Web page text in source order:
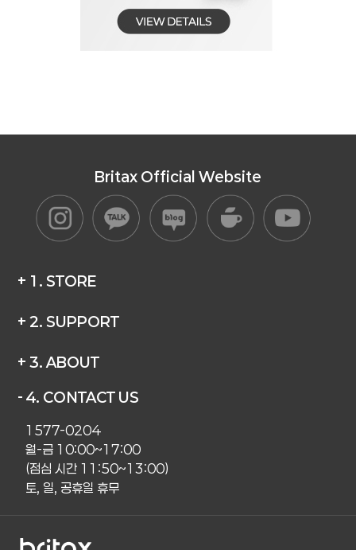
Britax Official Website
+ 1. STORE
+ 2. SUPPORT
+ 3. ABOUT
- 4. CONTACT US
1577-0204
월-금 10:00~17:00
(점심 시간 11:50~13:00)
토, 일, 공휴일 휴무